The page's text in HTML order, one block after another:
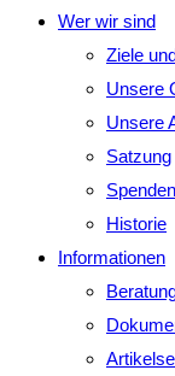
Wer wir sind
Ziele
Unsere
Unsere
Satzung
Spenden
Historie
Informationen